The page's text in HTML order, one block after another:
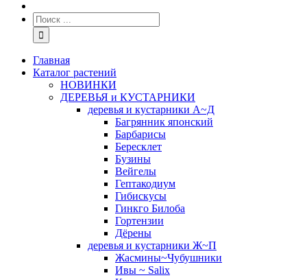
Главная
Каталог растений
НОВИНКИ
ДЕРЕВЬЯ и КУСТАРНИКИ
деревья и кустарники А~Д
Багрянник японский
Барбарисы
Бересклет
Бузины
Вейгелы
Гептакодиум
Гибискусы
Гинкго Билоба
Гортензии
Дёрены
деревья и кустарники Ж~П
Жасмины~Чубушники
Ивы ~ Salix